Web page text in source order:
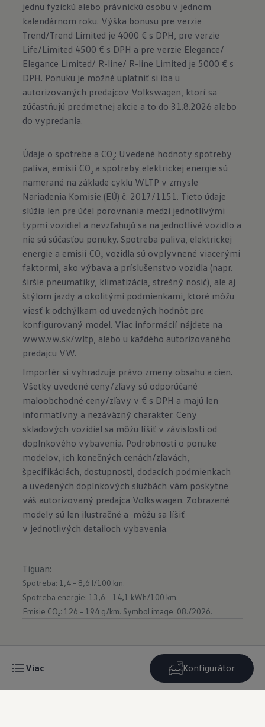
Konfigurátor
Viac
jednu fyzickú alebo právnickú osobu v jednom
kalendárnom roku. Výška bonusu pre verzie
Trend/Trend Limited je 4000 € s DPH, pre verzie
Life/Limited 4500 € s DPH a pre verzie Elegance/
Elegance Limited/ R-line/ R-line Limited je 5000 € s
DPH. Ponuku je možné uplatniť si iba u
autorizovaných predajcov Volkswagen, ktorí sa
zúčastňujú predmetnej akcie a to do 31.8.2026 alebo
do vypredania.
Údaje o spotrebe a CO 2: Uvedené hodnoty spotreby
paliva, emisií CO 2 a spotreby elektrickej energie sú
namerané na základe cyklu WLTP v zmysle
Nariadenia Komisie (EÚ) č. 2017/1151. Tieto údaje
slúžia len pre účel porovnania medzi jednotlivými
typmi vozidiel a nevzťahujú sa na jednotlivé vozidlo a
nie sú súčasťou ponuky. Spotreba paliva, elektrickej
energie a emisií CO 2 vozidla sú ovplyvnené viacerými
faktormi, ako výbava a príslušenstvo vozidla (napr.
širšie pneumatiky, klimatizácia, strešný nosič), ale aj
štýlom jazdy a okolitými podmienkami, ktoré môžu
viesť k odchýlkam od uvedených hodnôt pre
konfigurovaný model. Viac informácií nájdete na
www.vw.sk/wltp, alebo u každého autorizovaného
predajcu VW.
Importér si vyhradzuje právo zmeny obsahu a cien.
Všetky uvedené ceny/zľavy sú odporúčané
maloobchodné ceny/zľavy v € s DPH a majú len
informatívny a nezáväzný charakter. Ceny
skladových vozidiel sa môžu líšiť v závislosti od
doplnkového vybavenia. Podrobnosti o ponuke
modelov, ich konečných cenách/zľavách,
špecifikáciách, dostupnosti, dodacích podmienkach
a uvedených doplnkových službách vám poskytne
váš autorizovaný predajca Volkswagen. Zobrazené
modely sú len ilustračné a môžu sa líšiť
v jednotlivých detailoch vybavenia.
Tiguan:
Spotreba: 1,4 - 8,6 l/100 km.
Spotreba energie: 13,6 - 14,1 kWh/100 km.
Emisie CO₂: 126 - 194 g/km. Symbol image. 08./2026.